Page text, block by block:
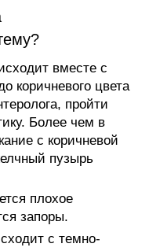
вместе с
коричневого цвета
пройти
Более чем в
с коричневой
пузырь
плохое
запоры.
с темно-